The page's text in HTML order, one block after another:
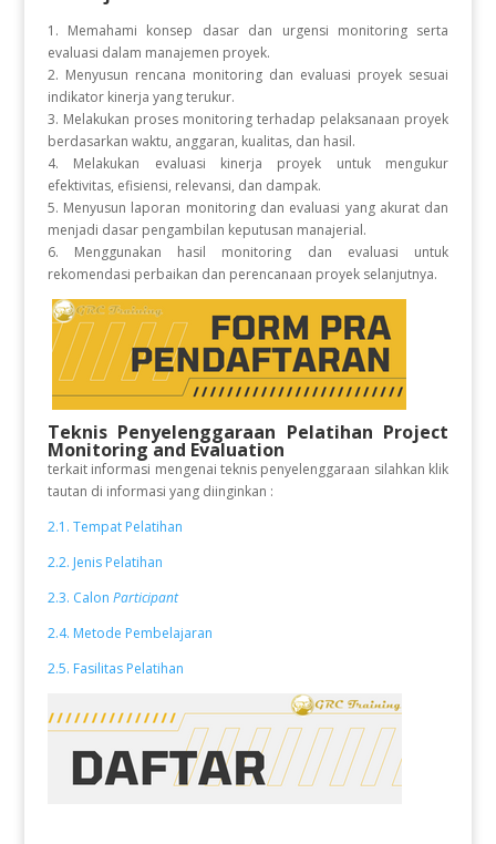
1. Memahami konsep dasar dan urgensi monitoring serta
evaluasi dalam manajemen proyek.
2. Menyusun rencana monitoring dan evaluasi proyek sesuai
indikator kinerja yang terukur.
3. Melakukan proses monitoring terhadap pelaksanaan proyek
berdasarkan waktu, anggaran, kualitas, dan hasil.
4. Melakukan evaluasi kinerja proyek untuk mengukur
efektivitas, efisiensi, relevansi, dan dampak.
5. Menyusun laporan monitoring dan evaluasi yang akurat dan
menjadi dasar pengambilan keputusan manajerial.
6. Menggunakan hasil monitoring dan evaluasi untuk
rekomendasi perbaikan dan perencanaan proyek selanjutnya.
Teknis Penyelenggaraan Pelatihan Project
Monitoring and Evaluation
terkait informasi mengenai teknis penyelenggaraan silahkan klik
tautan di informasi yang diinginkan :
2.1. Tempat Pelatihan
2.2. Jenis Pelatihan
2.3. Calon Participant
2.4. Metode Pembelajaran
2.5. Fasilitas Pelatihan